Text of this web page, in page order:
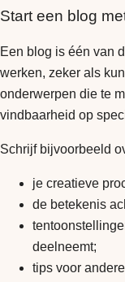
Start een blog
Een blog is één van
werken, zeker als
onderwerpen die te
vindbaarheid op
Schrijf bijvoorbeeld
je creatieve
de betekenis
deelneemt;
tips voor